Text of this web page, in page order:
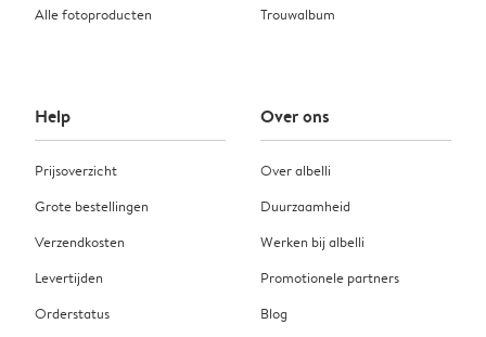
Alle fotoproducten
Trouwalbum
Help
Prijsoverzicht
Grote bestellingen
Verzendkosten
Levertijden
Orderstatus
Over ons
Over albelli
Duurzaamheid
Werken bij albelli
Promotionele partners
Blog